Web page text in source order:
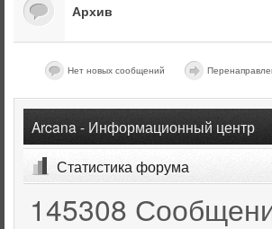
Архив
Нет новых сообщений
Arcana - Информационный центр
Статистика форума
145308